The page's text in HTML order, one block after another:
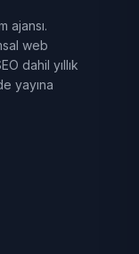
ajansı.
web
dahil yıllık
yayına